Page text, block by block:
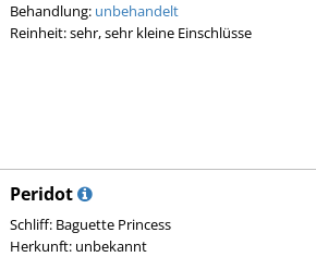
Behandlung: unbehandelt
Reinheit: sehr, sehr kleine Einschlüsse
Peridot
Schliff: Baguette Princess
Herkunft: unbekannt